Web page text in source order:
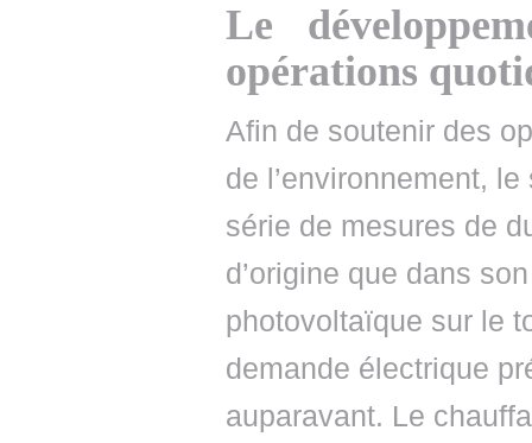
Le
opérations
Afin de soutenir des
de l’environnement,
série de mesures de
d’origine que dans
photovoltaïque sur le
demande électrique
auparavant. Le